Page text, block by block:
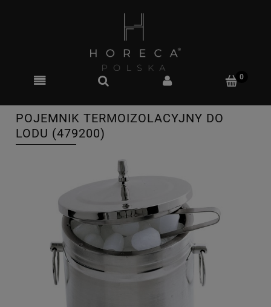
POJEMNIK TERMOIZOLACYJNY DO
LODU (479200)